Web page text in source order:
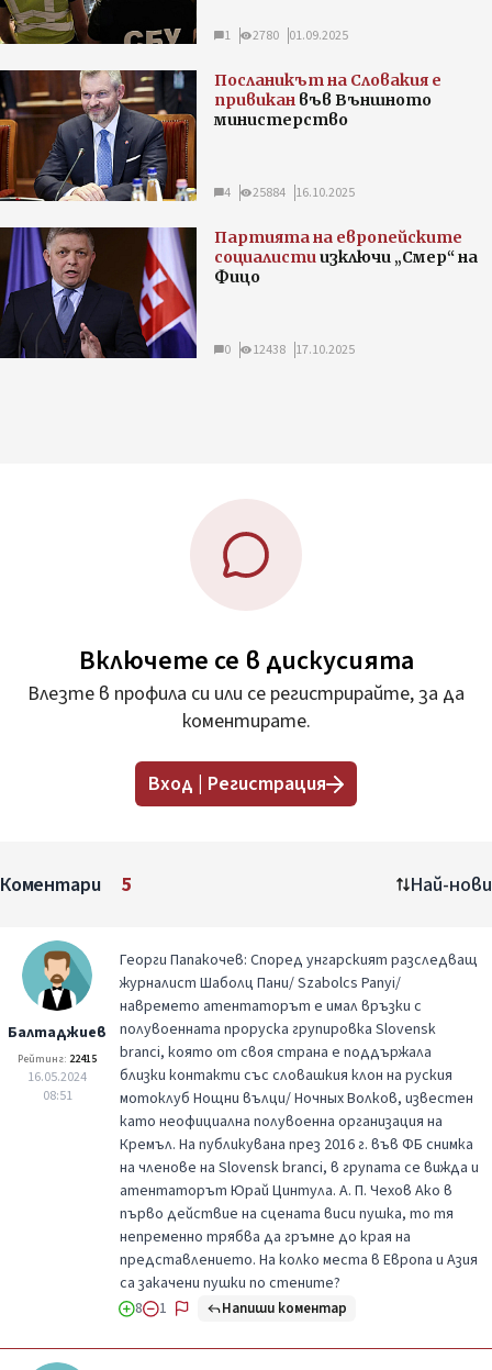
1 2780 01.09.2025
Посланикът на Словакия е
привикан във Външното
министерство
4 25884 16.10.2025
Партията на европейските
социалистиизключи „Смер“ на
Фицо
0 12438 17.10.2025
Включете се в дискусията
Влезте в профила си или се регистрирайте, за да
коментирате.
Вход | Регистрация
Коментари 5 Най-нови
Балтаджиев
Рейтинг: 22415
16.05.2024
08:51
Георги Папакочев: Според унгарският разследващ
журналист Шаболц Пани/ Szabolcs Panyi/
навремето атентаторът е имал връзки с
полувоенната проруска групировка Slovensk
branci, която от своя страна е поддържала
близки контакти със словашкия клон на руския
мотоклуб Нощни вълци/ Ночных Волков, известен
като неофициална полувоенна организация на
Кремъл. На публикувана през 2016 г. във ФБ снимка
на членове на Slovensk branci, в групата се вижда и
атентаторът Юрай Цинтула. А. П. Чехов Ако в
първо действие на сцената виси пушка, то тя
непременно трябва да гръмне до края на
представлението. На колко места в Европа и Азия
са закачени пушки по стените?
8 1 Напиши коментар